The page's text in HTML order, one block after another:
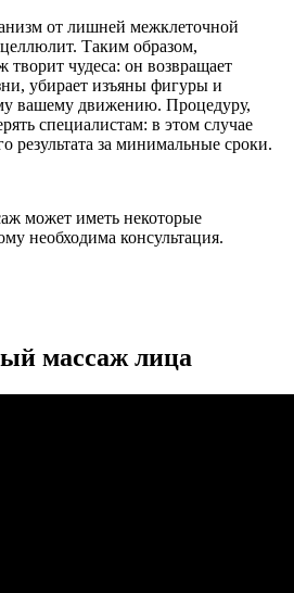
от лишней межклеточной
Таким образом,
чудеса: он возвращает
убирает изъяны фигуры и
вашему движению. Процедуру,
специалистам: в этом случае
результата за минимальные сроки.
может иметь некоторые
необходима консультация.
массаж лица